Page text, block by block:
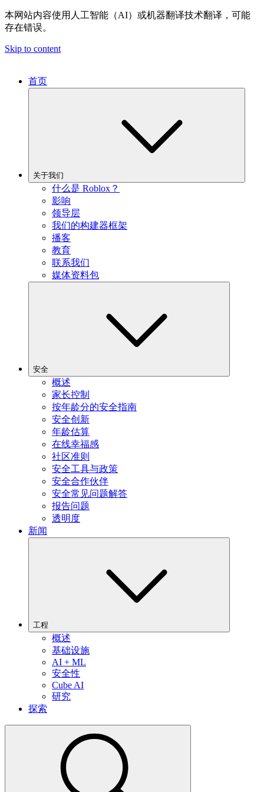
本网站内容使用人工智能（AI）或机器翻译技术翻译，可能
存在错误。
Skip to content
首页
关于我们
什么是 Roblox？
影响
领导层
我们的构建器框架
播客
教育
联系我们
媒体资料包
安全
概述
家长控制
按年龄分的安全指南
安全创新
年龄估算
在线幸福感
社区准则
安全工具与政策
安全合作伙伴
安全常见问题解答
报告问题
透明度
新闻
工程
概述
基础设施
AI + ML
安全性
Cube AI
研究
探索